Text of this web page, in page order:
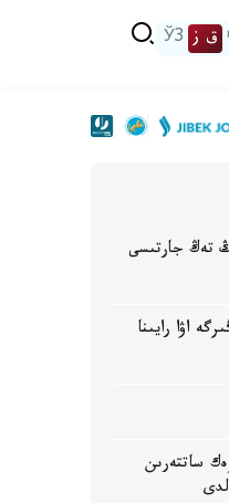
ق ز ЎЗ
تەڭ جارتىسى
بۇرشاق، داۋىل: 16 وڭىرگە اۋا رايىنا
ساتتەرىن